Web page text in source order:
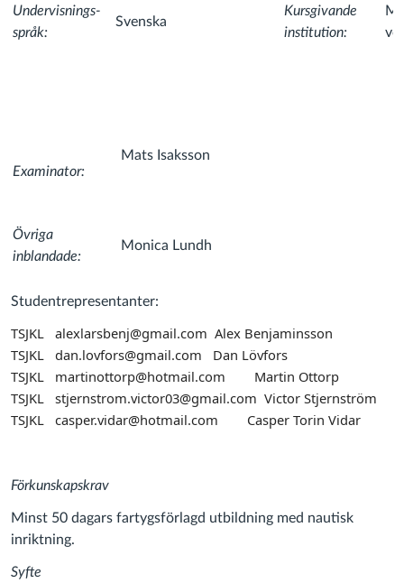
Undervisnings-
språk:
Svenska
Kursgivande
institution:
Examinator:
Mats Isaksson
Övriga
inblandade:
Monica Lundh
Studentrepresentanter:
TSJKL alexlarsbenj@gmail.com Alex Benjaminsson
TSJKL dan.lovfors@gmail.com Dan Lövfors
TSJKL martinottorp@hotmail.com Martin Ottorp
TSJKL stjernstrom.victor03@gmail.com Victor Stjernström
TSJKL casper.vidar@hotmail.com Casper Torin Vidar
Förkunskapskrav
Minst 50 dagars fartygsförlagd utbildning med nautisk
inriktning.
Syfte